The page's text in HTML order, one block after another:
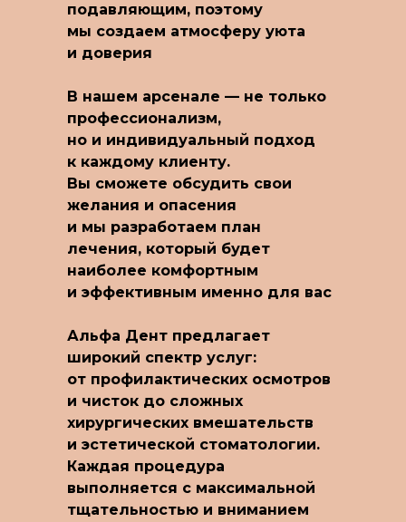
подавляющим, поэтому
мы создаем атмосферу уюта
и доверия
В нашем арсенале — не только
профессионализм,
но и индивидуальный подход
к каждому клиенту.
Вы сможете обсудить свои
желания и опасения
и мы разработаем план
лечения, который будет
наиболее комфортным
и эффективным именно для вас
Альфа Дент предлагает
широкий спектр услуг:
от профилактических осмотров
и чисток до сложных
хирургических вмешательств
и эстетической стоматологии.
Каждая процедура
выполняется с максимальной
тщательностью и вниманием